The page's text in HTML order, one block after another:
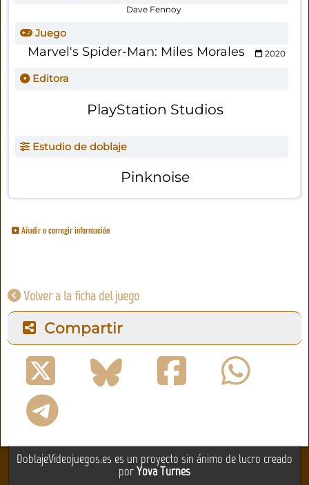
Dave Fennoy
Juego
Marvel's Spider-Man: Miles Morales 2020
Editora
PlayStation Studios
Estudio de doblaje
Pinknoise
Añadir o corregir información
Volver a la ficha del juego
Compartir
DoblajeVideojuegos.es es un proyecto sin ánimo de lucro creado
porYova Turnes